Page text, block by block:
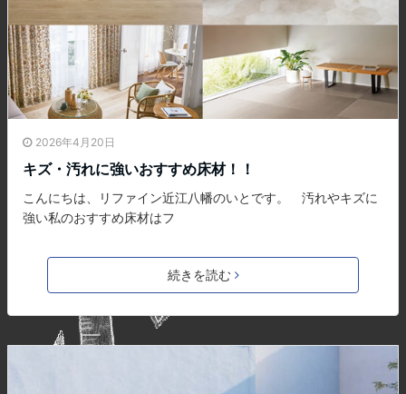
2026年4月20日
キズ・汚れに強いおすすめ床材！！
こんにちは、リファイン近江八幡のいとです。 汚れやキズに
強い私のおすすめ床材はフ
続きを読む